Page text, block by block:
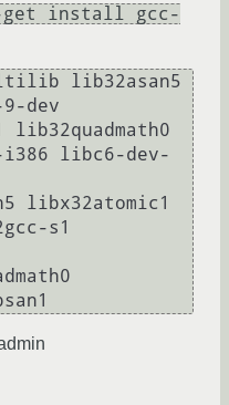
get install gcc-
lib32asan5
dev
i386 libc6-dev-
s1